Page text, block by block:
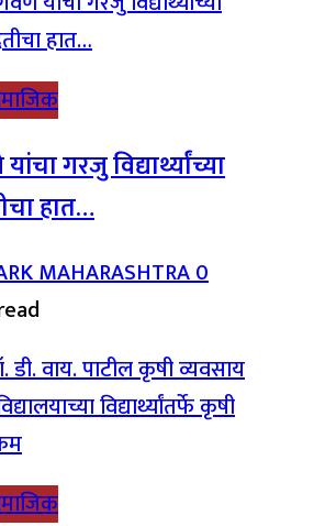
गरजु विद्यार्थ्यांच्या
हात…
MAHARASHTRA0